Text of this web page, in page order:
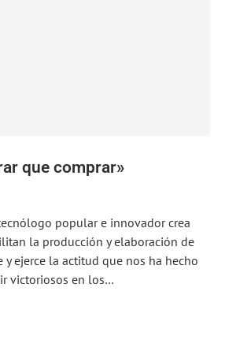
que comprar»
popular e innovador crea
la producción y elaboración de
y ejerce la actitud que nos ha hecho
victoriosos en los…